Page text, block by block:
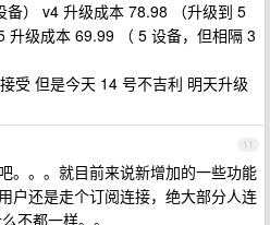
） v4 升级成本 78.98 （升级到 5
升级成本 69.99 （ 5 设备，但相隔 3
受 但是今天 14 号不吉利 明天升级
11
。。。就目前来说新增加的一些功能
户还是走个订阅连接，绝大部分人连
不都一样。。